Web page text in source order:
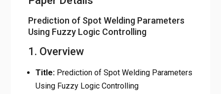
Prediction of Spot Welding Parameters
Using Fuzzy Logic Controlling
1. Overview
Title:Prediction of Spot Welding Parameters
Using Fuzzy Logic Controlling